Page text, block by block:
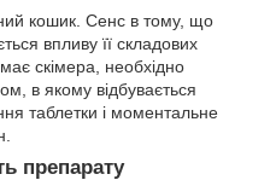
кошик. Сенс в тому, що
впливу її складових
скімера, необхідно
в якому відбувається
таблетки і моментальне
препарату